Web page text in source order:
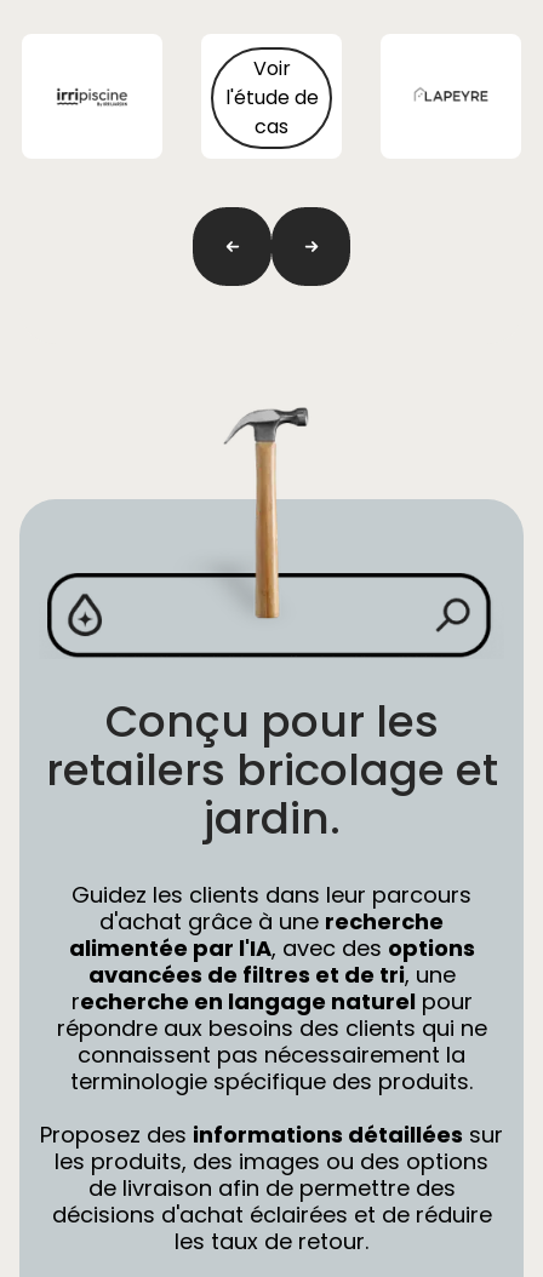
Voir
l'étude de
cas
Previous next
Conçu pour les
retailers bricolage et
jardin.
Guidez les clients dans leur parcours
d'achat grâce à une recherche
alimentée par l'IA, avec des options
avancées de filtres et de tri, une
recherche en langage naturelpour
répondre aux besoins des clients qui ne
connaissent pas nécessairement la
terminologie spécifique des produits.
Proposez des informations détaillées sur
les produits, des images ou des options
de livraison afin de permettre des
décisions d'achat éclairées et de réduire
les taux de retour.